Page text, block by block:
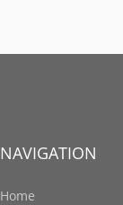
NAVIGATION
Home